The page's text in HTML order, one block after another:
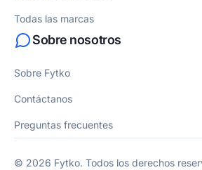
Todas las marcas
Sobre nosotros
Sobre Fytko
Contáctanos
Preguntas frecuentes
© 2026 Fytko. Todos los derechos